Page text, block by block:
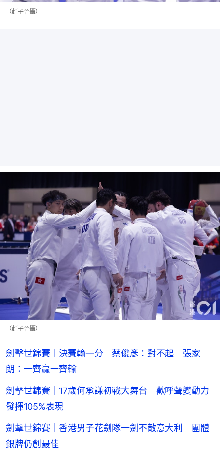
（趙子晉攝）
（趙子晉攝）
劍擊世錦賽｜決賽輸一分 蔡俊彥：對不起 張家
朗：一齊贏一齊輸
劍擊世錦賽｜17歲何承謙初戰大舞台 歡呼聲變動力
發揮105%表現
劍擊世錦賽｜香港男子花劍隊一劍不敵意大利 團體
銀牌仍創最佳